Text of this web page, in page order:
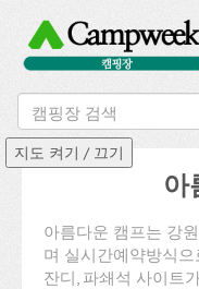
아
아름다운 캠프는 강
며 실시간예약방식
잔디, 파쇄석 사이트